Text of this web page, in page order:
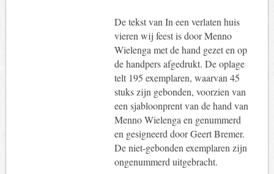
De tekst van In een verlaten huis
vieren wij feest is door Menno
Wielenga met de hand gezet en op
de handpers afgedrukt. De oplage
telt 195 exemplaren, waarvan 45
stuks zijn gebonden, voorzien van
een sjabloonprent van de hand van
Menno Wielenga en genummerd
en gesigneerd door Geert Bremer.
De niet-gebonden exemplaren zijn
ongenummerd uitgebracht.